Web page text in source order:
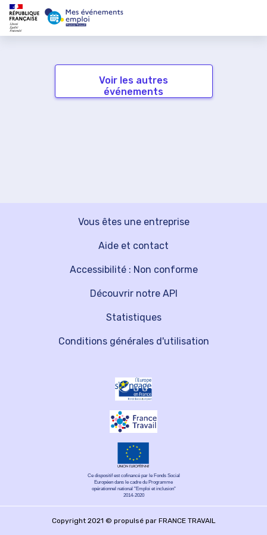
Voir les autres
événements
Vous êtes une entreprise
Découvrir notre API
Aide et contact
Statistiques
Accessibilité : Non conforme
Conditions générales d'utilisation
Ce dispositif est cofinancé par le Fonds Social
Européen dans le cadre du Programme
opérationnel national "Emploi et inclusion"
2014-2020
Copyright 2021 © propulsé par FRANCE TRAVAIL